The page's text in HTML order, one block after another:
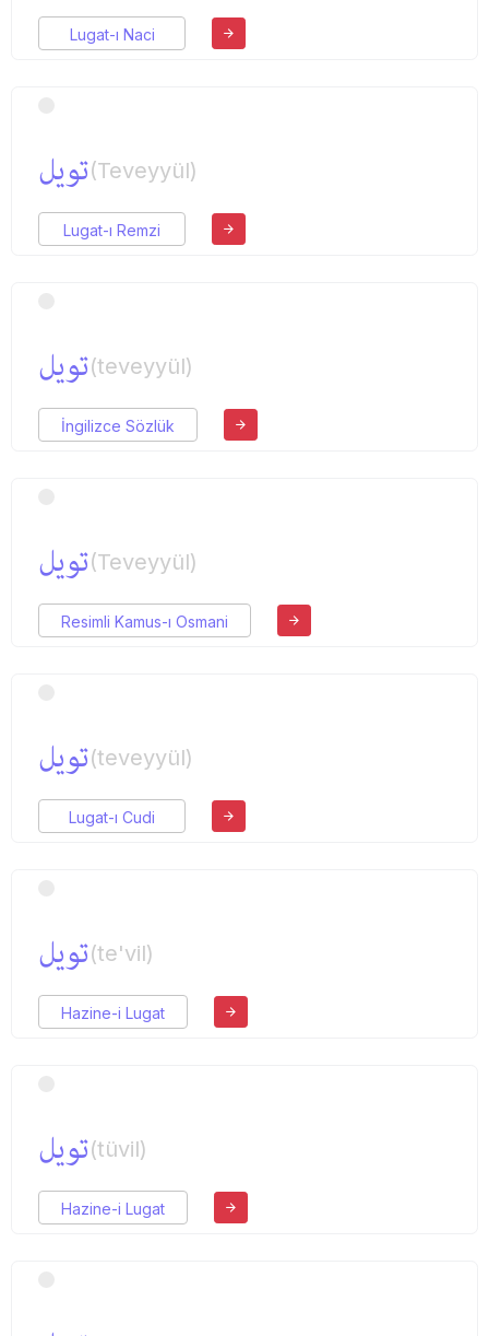
Lugat-ı Naci
تویل(Teveyyül)
Lugat-ı Remzi
تویل(teveyyül)
İngilizce Sözlük
تویل(Teveyyül)
Resimli Kamus-ı Osmani
تویل(teveyyül)
Lugat-ı Cudi
تویل(te'vil)
Hazine-i Lugat
تویل(tüvil)
Hazine-i Lugat